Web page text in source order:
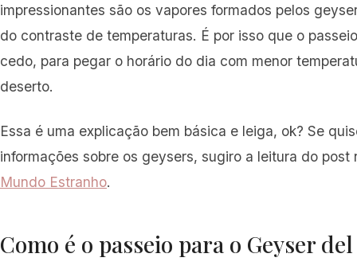
impressionantes são os vapores formados pelos
do contraste de temperaturas. É por isso que o
cedo, para pegar o horário do dia com menor
deserto.
Essa é uma explicação bem básica e leiga, ok? Se
informações sobre os geysers, sugiro a leitura do post
Mundo Estranho.
Como é o passeio para o Geyser